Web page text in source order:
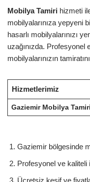
Mobilya Tamiri hizmeti
mobilyalarınıza yepyeni
hasarlı mobilyalarınızı
uzağınızda. Profesyonel
mobilyalarınızın
Hizmetlerimiz
Gaziemir Mobilya Tamiri
Gaziemir bölgesinde
Profesyonel ve kaliteli